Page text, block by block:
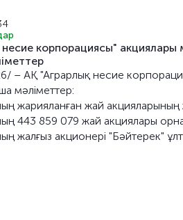
корпорациясы" акциялары
– АҚ "Аграрлық несие
мәліметтер:
жарияланған жай
443 859 079 жай акциялары
жалғыз акционері "Бәйтерек"